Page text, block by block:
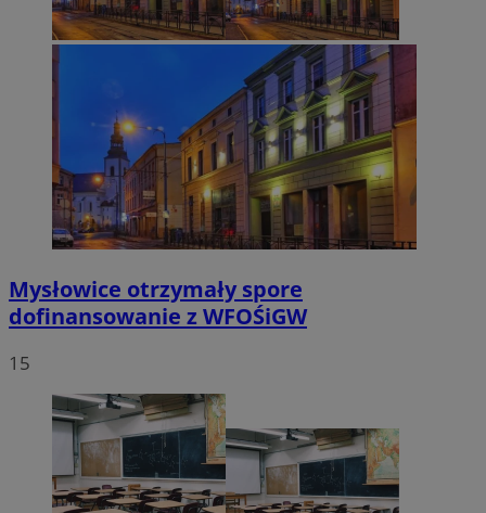
Mysłowice otrzymały spore
dofinansowanie z WFOŚiGW
15